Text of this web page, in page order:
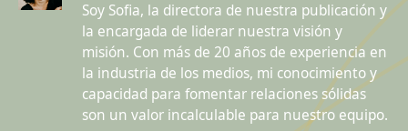
Soy Sofia, la directora de nuestra publicación y
la encargada de liderar nuestra visión y
misión. Con más de 20 años de experiencia en
la industria de los medios, mi conocimiento y
capacidad para fomentar relaciones sólidas
son un valor incalculable para nuestro equipo.